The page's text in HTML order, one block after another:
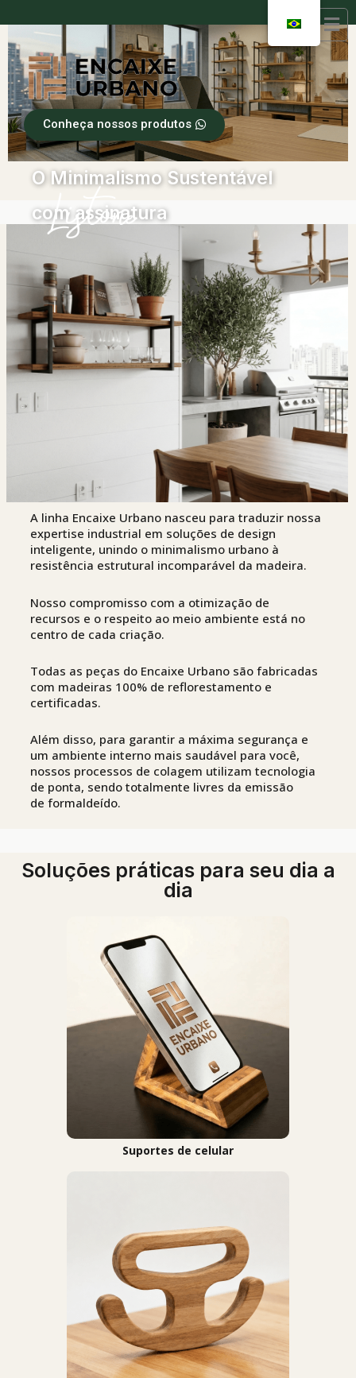
O Minimalismo Sustentável
com assinatura
Conheça nossos produtos
A linha Encaixe Urbano nasceu para traduzir nossa
expertise industrial em soluções de design
inteligente, unindo o minimalismo urbano à
resistência estrutural incomparável da madeira.
Nosso compromisso com a otimização de
recursos e o respeito ao meio ambiente está no
centro de cada criação.
Todas as peças do Encaixe Urbano são fabricadas
com madeiras 100% de reflorestamento e
certificadas.
Além disso, para garantir a máxima segurança e
um ambiente interno mais saudável para você,
nossos processos de colagem utilizam tecnologia
de ponta, sendo totalmente livres da emissão
de formaldeído.
Soluções práticas para seu dia a
dia
Suportes de celular